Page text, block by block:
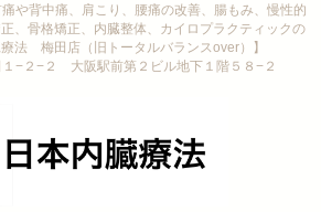
や背中痛、肩こり、腰痛の改善、腸もみ、慢性的
、骨格矯正、内臓整体、カイロプラクティックの
法 梅田店（旧トータルバランスover）】
１−２−２ 大阪駅前第２ビル地下１階５８−２